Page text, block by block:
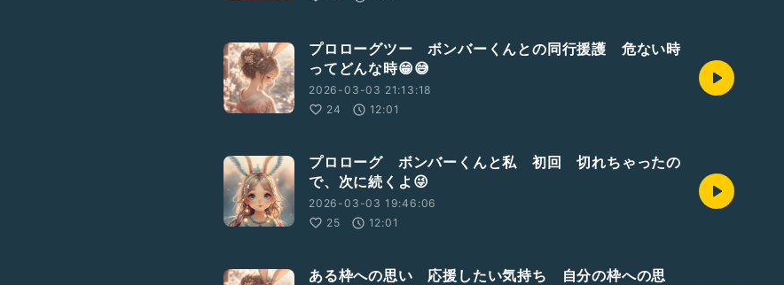
プロローグツー ボンバーくんとの同行援護 危ない時
ってどんな時😁😅
2026-03-03 21:13:18
24
12:01
プロローグ ボンバーくんと私 初回 切れちゃったの
で、次に続くよ😜
2026-03-03 19:46:06
25
12:01
ある枠への思い 応援したい気持ち 自分の枠への思